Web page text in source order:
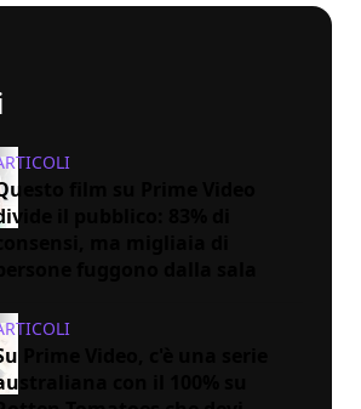
film su Prime Video
il pubblico: 83% di
Prime Video, c'è una serie
con il 100% su